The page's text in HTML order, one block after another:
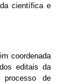
científica e
coordenada
editais da
de